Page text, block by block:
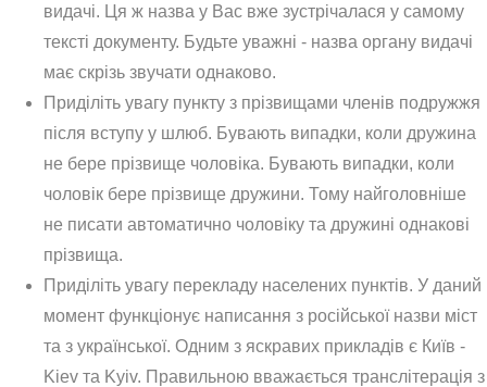
видачі. Ця ж назва у Вас вже зустрічалася у самому
тексті документу. Будьте уважні - назва органу видачі
має скрізь звучати однаково.
Приділіть увагу пункту з прізвищами членів подружжя
після вступу у шлюб. Бувають випадки, коли дружина
не бере прізвище чоловіка. Бувають випадки, коли
чоловік бере прізвище дружини. Тому найголовніше
не писати автоматично чоловіку та дружині однакові
прізвища.
Приділіть увагу перекладу населених пунктів. У даний
момент функціонує написання з російської назви міст
та з української. Одним з яскравих прикладів є Київ -
Kiev та Kyiv. Правильною вважається транслітерація з